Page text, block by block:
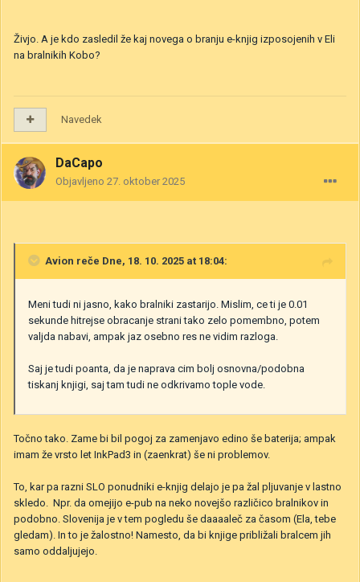
Živjo. A je kdo zasledil že kaj novega o branju e-knjig izposojenih v Eli
na bralnikih Kobo?
Navedek
DaCapo
Objavljeno 27. oktober 2025
Avion reče Dne, 18. 10. 2025 at 18:04:
Meni tudi ni jasno, kako bralniki zastarijo. Mislim, ce ti je 0.01
sekunde hitrejse obracanje strani tako zelo pomembno, potem
valjda nabavi, ampak jaz osebno res ne vidim razloga.
Saj je tudi poanta, da je naprava cim bolj osnovna/podobna
tiskanj knjigi, saj tam tudi ne odkrivamo tople vode.
Točno tako. Zame bi bil pogoj za zamenjavo edino še baterija; ampak
imam že vrsto let InkPad3 in (zaenkrat) še ni problemov.
To, kar pa razni SLO ponudniki e-knjig delajo je pa žal pljuvanje v lastno
skledo. Npr. da omejijo e-pub na neko novejšo različico bralnikov in
podobno. Slovenija je v tem pogledu še daaaaleč za časom (Ela, tebe
gledam). In to je žalostno! Namesto, da bi knjige približali bralcem jih
samo oddaljujejo.